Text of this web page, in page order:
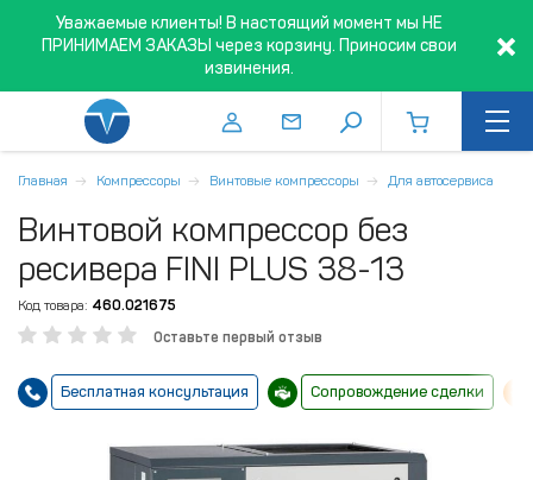
Уважаемые клиенты! В настоящий момент мы НЕ
ПРИНИМАЕМ ЗАКАЗЫ через корзину. Приносим свои
извинения.
Главная Компрессоры Винтовые компрессоры Для автосервиса
Винтовой компрессор без
ресивера FINI PLUS 38-13
Код товара: 460.021675
Оставьте первый отзыв
Бесплатная консультация Сопровождение сделки